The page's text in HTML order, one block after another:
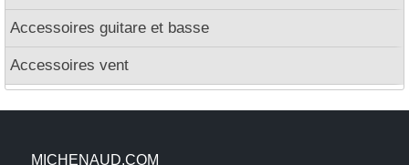
Accessoires guitare et basse
Accessoires vent
MICHENAUD.COM